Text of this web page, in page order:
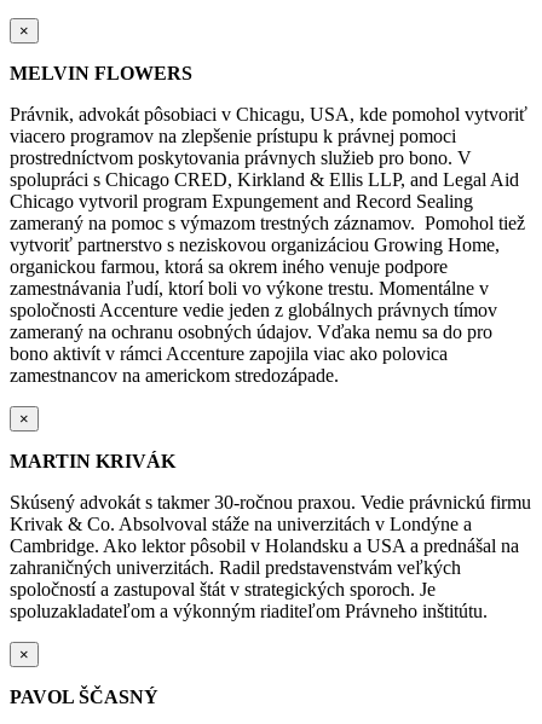
×
MELVIN FLOWERS
Právnik, advokát pôsobiaci v Chicagu, USA, kde pomohol vytvoriť
viacero programov na zlepšenie prístupu k právnej pomoci
prostredníctvom poskytovania právnych služieb pro bono. V
spolupráci s Chicago CRED, Kirkland & Ellis LLP, and Legal Aid
Chicago vytvoril program Expungement and Record Sealing
zameraný na pomoc s výmazom trestných záznamov. Pomohol tiež
vytvoriť partnerstvo s neziskovou organizáciou Growing Home,
organickou farmou, ktorá sa okrem iného venuje podpore
zamestnávania ľudí, ktorí boli vo výkone trestu. Momentálne v
spoločnosti Accenture vedie jeden z globálnych právnych tímov
zameraný na ochranu osobných údajov. Vďaka nemu sa do pro
bono aktivít v rámci Accenture zapojila viac ako polovica
zamestnancov na americkom stredozápade.
×
MARTIN KRIVÁK
Skúsený advokát s takmer 30-ročnou praxou. Vedie právnickú firmu
Krivak & Co. Absolvoval stáže na univerzitách v Londýne a
Cambridge. Ako lektor pôsobil v Holandsku a USA a prednášal na
zahraničných univerzitách. Radil predstavenstvám veľkých
spoločností a zastupoval štát v strategických sporoch. Je
spoluzakladateľom a výkonným riaditeľom Právneho inštitútu.
×
PAVOL ŠČASNÝ